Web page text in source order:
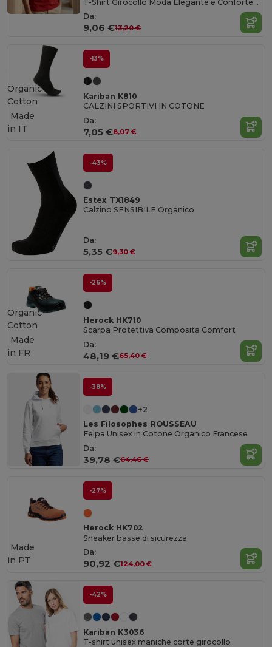
T-Shirt Girocollo Moda Elegante e Confortevole
Da:
9,06 €13,20 €
-13%
Kariban K810
CALZINI SPORTIVI IN COTONE
Da:
7,05 €8,07 €
Organic
Cotton
Made
in IT
-43%
Estex TX1849
Calzino SENSIBILE Organico
Da:
5,35 €9,30 €
-26%
Herock HK710
Scarpa Protettiva Composita Comfort
Da:
48,19 €65,40 €
Organic
Cotton
Made
in FR
-38%
+2
Les Filosophes ROUSSEAU
Felpa Unisex in Cotone Organico Francese
Da:
39,78 €64,46 €
-27%
Herock HK702
Sneaker basse di sicurezza
Da:
90,92 €124,00 €
Made
in PT
-42%
Kariban K3036
T-shirt unisex maniche corte girocollo